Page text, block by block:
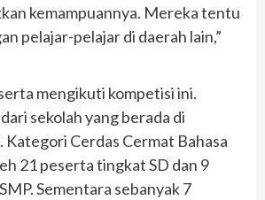
kemampuannya. Mereka tentu
pelajar-pelajar di daerah lain,”
mengikuti kompetisi ini.
sekolah yang berada di
Kategori Cerdas Cermat Bahasa
21 peserta tingkat SD dan 9
Sementara sebanyak 7